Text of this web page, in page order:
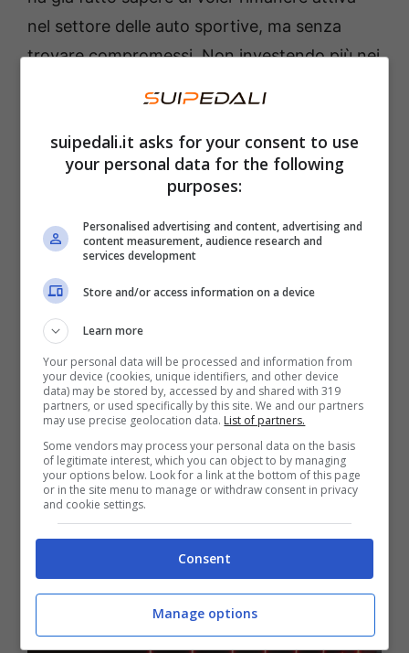
nel settore delle auto sportive, ma senza
trovare compromessi. Non investendo più nei
meglio della tecnologia possibile.
Da qui la convinzione, ormai assodata, che la
utura Nissan GT-R36 possa essere 100%
elettrica, ma che occorrerà aspettare il
prossimo step evolutivo per farla come si
deve. Un passo in avanti rappresentato,
appunto, dalle
dovrebbero risolvere uno dei grossi problemi
dell’attuale tecnologia elettrica, vale a dire il
peso, oltre ad allungare l’autonomia delle
vetture elettriche. Queste, infatti,
consentiranno una maggiore densità
energetica e quindi l’uso di pack più piccoli e
leggeri.
suipedali.it asks for your consent to use
your personal data for the following
purposes:
Personalised advertising and content, advertising and
content measurement, audience research and
services development
Store and/or access information on a device
Learn more
Your personal data will be processed and information from
your device (cookies, unique identifiers, and other device
data) may be stored by, accessed by and shared with 319
partners, or used specifically by this site. We and our partners
may use precise geolocation data. List of partners.
Some vendors may process your personal data on the basis
of legitimate interest, which you can object to by managing
your options below. Look for a link at the bottom of this page
or in the site menu to manage or withdraw consent in privacy
and cookie settings.
Consent
Manage options